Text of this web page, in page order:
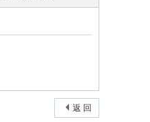
返 回